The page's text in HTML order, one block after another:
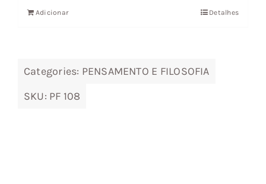
era:
Adicionar Detalhes
Categories: PENSAMENTO E FILOSOFIA
SKU: PF 108